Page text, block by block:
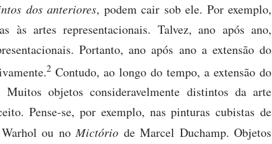
dos anteriores, podem cair sob ele. Por exemplo,
às artes representacionais. Talvez, ano após ano,
Portanto, ano após ano a extensão do
2 Contudo, ao longo do tempo, a extensão do
objetos consideravelmente distintos da arte
Pense-se, por exemplo, nas pinturas cubistas de
ou noMictório de Marcel Duchamp. Objetos